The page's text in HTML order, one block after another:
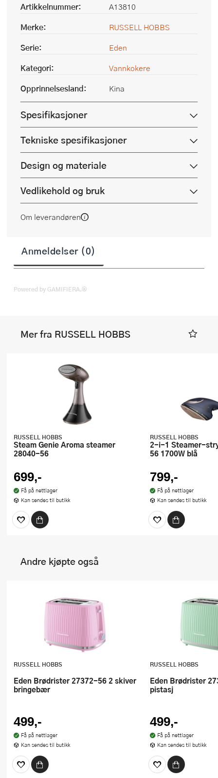
Artikkelnummer:
A13810
Merke:
RUSSELL HOBBS
Serie:
Eden
Kategori:
Vannkokere
Opprinnelsesland:
Kina
Spesifikasjoner
Tekniske spesifikasjoner
Design og materiale
Vedlikehold og bruk
Om leverandøren
Anmeldelser (0)
Powered by GAMIFIERA.®
Mer fra RUSSELL HOBBS
RUSSELL HOBBS
Steam Genie Aroma steamer
28040-56
699,-
Få på nettlager
Kan sendes til butikk
RUSSELL HOBBS
2-i-1 Steamer-strykejern 28370-
56 1700W blå
799,-
Få på nettlager
Kan sendes til butikk
Andre kjøpte også
RUSSELL HOBBS
Eden Brødrister 27372-56 2 skiver
bringebær
499,-
Få på nettlager
Kan sendes til butikk
RUSSELL HOBBS
Eden Brødrister 27372-56 2 skiver
pistasj
499,-
Få på nettlager
Kan sendes til butikk